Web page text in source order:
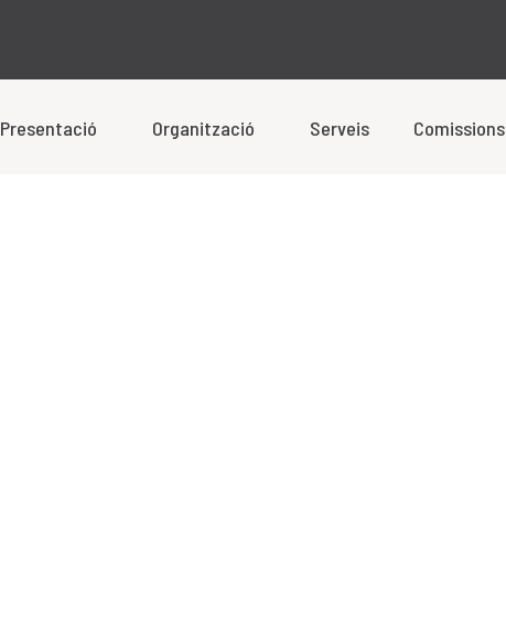
Presentació Organització Serveis Comissions